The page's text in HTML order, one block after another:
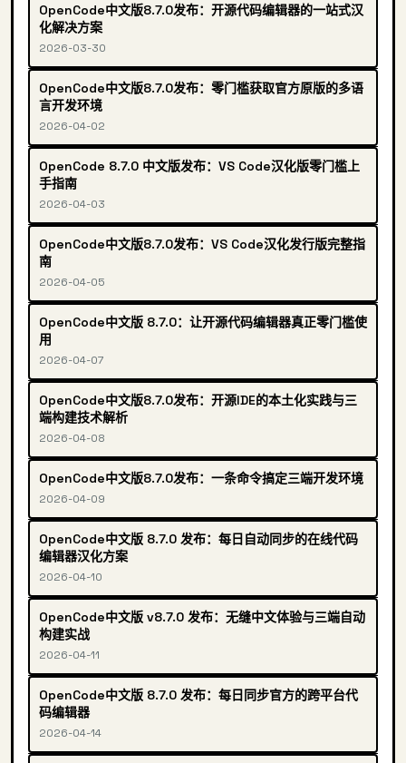
OpenCode中文版8.7.0发布：开源代码编辑器的一站式汉
化解决方案
2026-03-30
OpenCode中文版8.7.0发布：零门槛获取官方原版的多语
言开发环境
2026-04-02
OpenCode 8.7.0 中文版发布：VS Code汉化版零门槛上
手指南
2026-04-03
OpenCode中文版8.7.0发布：VS Code汉化发行版完整指
南
2026-04-05
OpenCode中文版 8.7.0：让开源代码编辑器真正零门槛使
用
2026-04-07
OpenCode中文版8.7.0发布：开源IDE的本土化实践与三
端构建技术解析
2026-04-08
OpenCode中文版8.7.0发布：一条命令搞定三端开发环境
2026-04-09
OpenCode中文版 8.7.0 发布：每日自动同步的在线代码
编辑器汉化方案
2026-04-10
OpenCode中文版 v8.7.0 发布：无缝中文体验与三端自动
构建实战
2026-04-11
OpenCode中文版 8.7.0 发布：每日同步官方的跨平台代
码编辑器
2026-04-14